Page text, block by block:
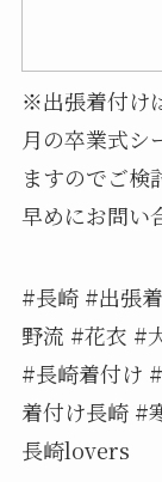
※出張着付け
月の卒業式シ
ますのでご検
早めにお問い
#長崎 #出張
野流 #花衣 #
#長崎着付け
着付け長崎
長崎lovers